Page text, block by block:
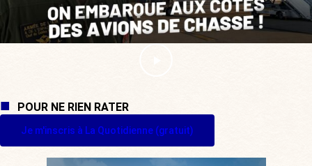
POUR NE RIEN RATER
Je m'inscris à La Quotidienne (gratuit)